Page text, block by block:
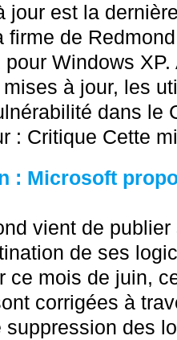
jour est la
firme de
Windows
à jour, les
dans le
: Critique Cette
: Microsoft
vient de
de ses
ce mois de juin,
corrigées à
suppression des